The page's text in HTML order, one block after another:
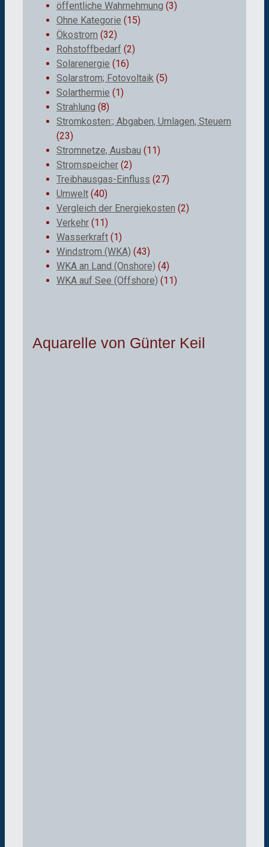
öffentliche Wahrnehmung (3)
Ohne Kategorie (15)
Ökostrom (32)
Rohstoffbedarf (2)
Solarenergie (16)
Solarstrom; Fotovoltaik (5)
Solarthermie (1)
Strahlung (8)
Stromkosten:; Abgaben, Umlagen, Steuern
(23)
Stromnetze, Ausbau (11)
Stromspeicher (2)
Treibhausgas-Einfluss (27)
Umwelt (40)
Vergleich der Energiekosten (2)
Verkehr (11)
Wasserkraft (1)
Windstrom (WKA) (43)
WKA an Land (Onshore) (4)
WKA auf See (Offshore) (11)
Aquarelle von Günter Keil